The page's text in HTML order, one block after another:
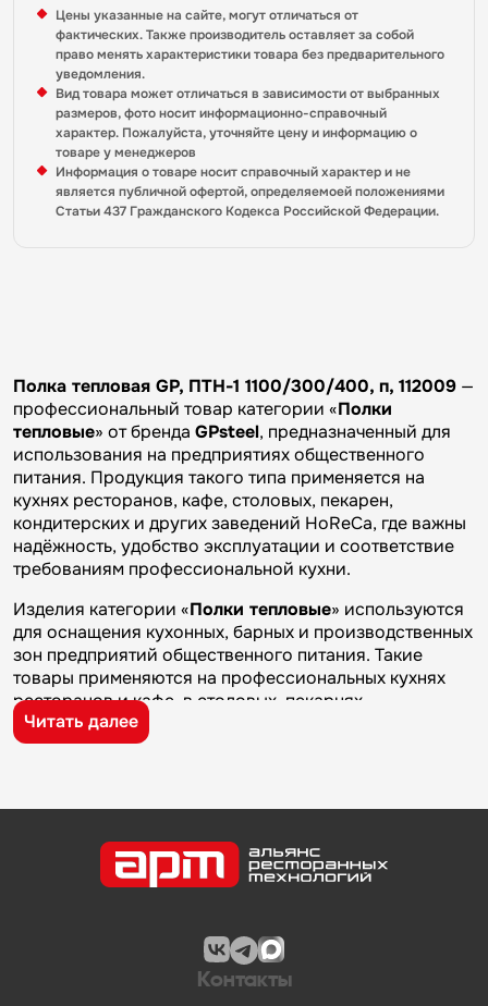
Цены указанные на сайте, могут отличаться от
фактических. Также производитель оставляет за собой
право менять характеристики товара без предварительного
уведомления.
Вид товара может отличаться в зависимости от выбранных
размеров, фото носит информационно-справочный
характер. Пожалуйста, уточняйте цену и информацию о
товаре у менеджеров
Информация о товаре носит справочный характер и не
является публичной офертой, определяемоей положениями
Статьи 437 Гражданского Кодекса Российской Федерации.
Полка тепловая GP, ПТН-1 1100/300/400, п, 112009 —
профессиональный товар категории «Полки
тепловые» от бренда GPsteel, предназначенный для
использования на предприятиях общественного
питания. Продукция такого типа применяется на
кухнях ресторанов, кафе, столовых, пекарен,
кондитерских и других заведений HoReCa, где важны
надёжность, удобство эксплуатации и соответствие
требованиям профессиональной кухни.
Изделия категории «Полки тепловые» используются
для оснащения кухонных, барных и производственных
зон предприятий общественного питания. Такие
товары применяются на профессиональных кухнях
ресторанов и кафе, в столовых, пекарнях,
кондитерских и на пищевых производствах, где
требуется качественное оборудование и кухонный
БрендGPsteelизвестен на рынке профессионального
качеству изготовления, надежности и практичности.
Продукция производителя используется на
Компания «Альянс Ресторанных Технологий» —
поставщик и дистрибьютор профессионального
Читать далее
Контакты